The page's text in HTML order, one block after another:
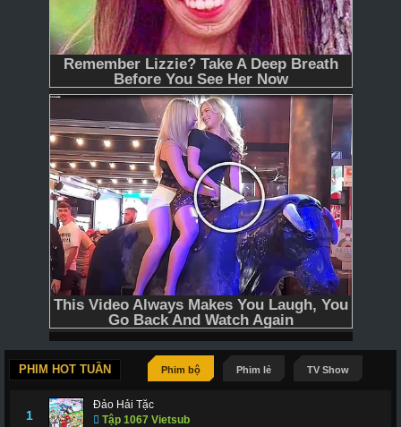
PHIM HOT TUẦN Phim bộ Phim lẻ TV Show
1
Đảo Hải Tặc
Tập 1067 Vietsub